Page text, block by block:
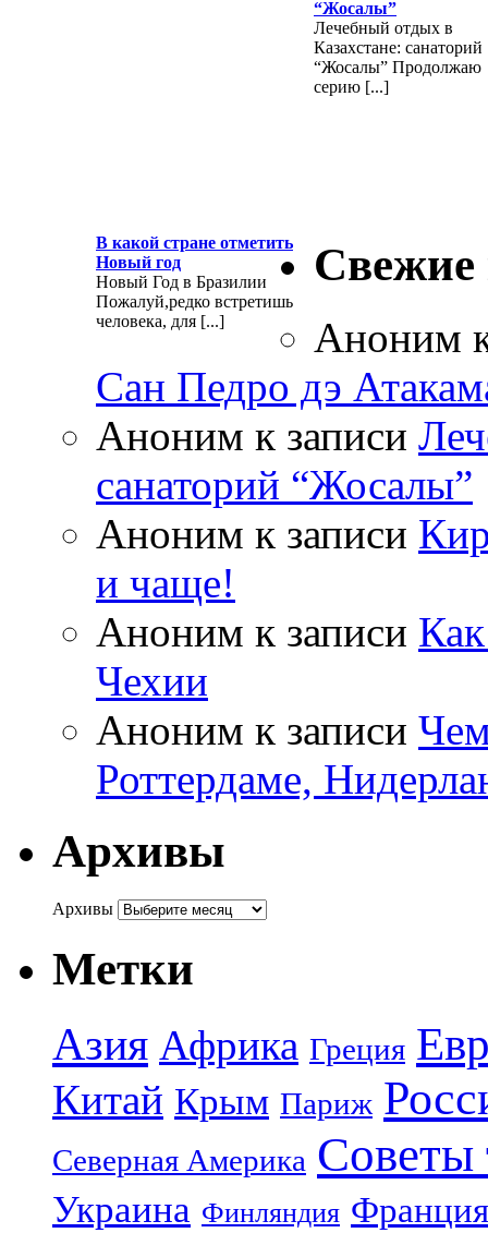
“Жосалы”
Лечебный отдых в
Казахстане: санаторий
“Жосалы” Продолжаю
серию [...]
В какой стране отметить
Новый год
Новый Год в Бразилии
Пожалуй,редко встретишь
человека, для [...]
Свежие
Аноним
Сан Педро дэ
Аноним к записи
санаторий “Жосалы”
Аноним к записи
и чаще!
Аноним к записи
Чехии
Аноним к записи
Роттердаме,
Архивы
Архивы
Метки
Азия Африка Греция
Китай Крым Париж
Северная Америка Советы
Украина Финляндия Франция